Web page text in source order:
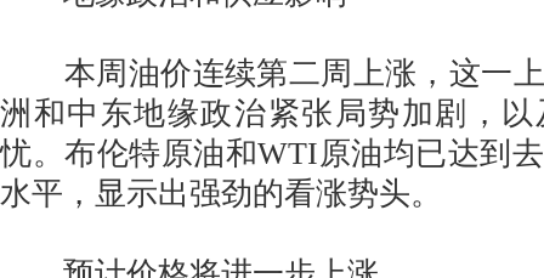
本周油价连续第二周上涨，这一上
洲和中东地缘政治紧张局势加剧，
忧。布伦特原油和WTI原油均已达到
水平，显示出强劲的看涨势头。